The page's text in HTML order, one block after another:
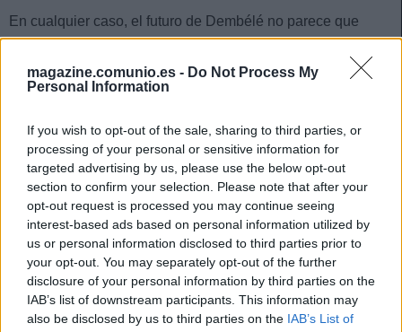
magazine.comunio.es - Do Not Process My
Personal Information
If you wish to opt-out of the sale, sharing to third parties, or
processing of your personal or sensitive information for
targeted advertising by us, please use the below opt-out
section to confirm your selection. Please note that after your
opt-out request is processed you may continue seeing
interest-based ads based on personal information utilized by
us or personal information disclosed to third parties prior to
your opt-out. You may separately opt-out of the further
disclosure of your personal information by third parties on the
IAB’s list of downstream participants. This information may
also be disclosed by us to third parties on the IAB’s List of
En cualquier caso, el futuro de Dembélé no parece que
vaya a tener un final feliz en Barcelona. Su precio de
mercado, superior a los 11 millones, y la posibilidad de que
desaparezca de las alineaciones de Xavi si el club así lo
una posible venta en nuestros equipos de Comunio.
Las 5 decepciones de la primera vuelta en Comunio
Muchas esperanzas y dinero
depositados en ellos en agosto y
poco rendimiento tras 19 jornadas.
Este es nuestro Top 5 de
decepciones de la primera vuelta
en Comunio.